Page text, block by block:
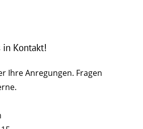
in Kontakt!
Ihre Anregungen. Fragen